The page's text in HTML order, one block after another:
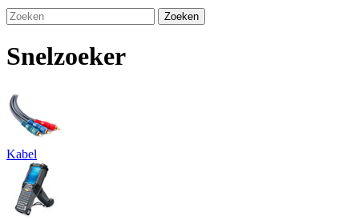
Zoeken
Snelzoeker
Kabel